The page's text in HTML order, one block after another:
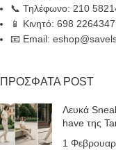
📞 Τηλέφωνο: 210
📱 Κινητό: 698 2264347
📧 Email:
ΠΡΟΣΦΑΤΑ POST
Λευκά
have της
1